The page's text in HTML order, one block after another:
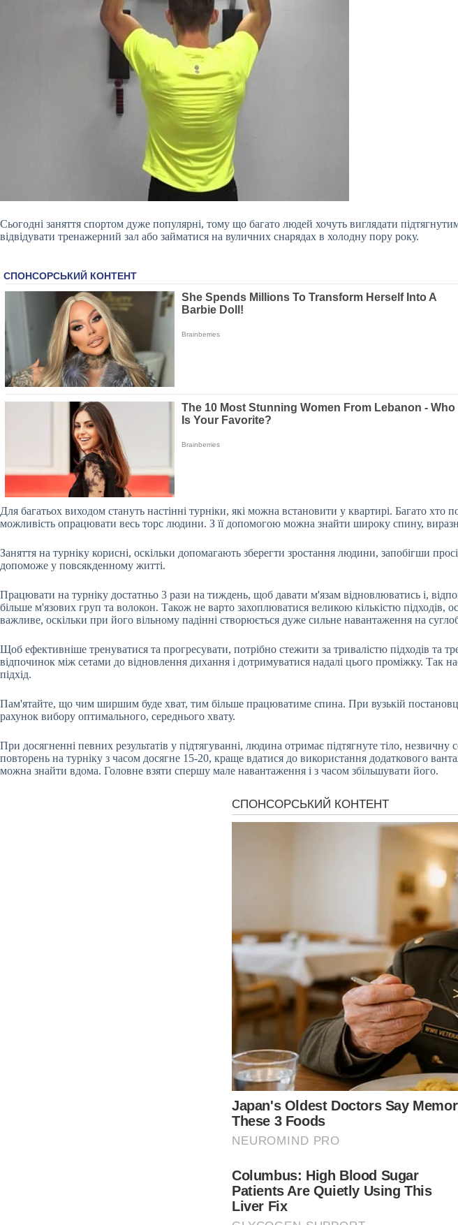
Сьогодні заняття спортом дуже популярні, тому що багато людей хочуть виглядати
відвідувати тренажерний зал або займатися на вуличних снарядах в холодну пору року.
Для багатьох виходом стануть настінні турніки, які можна встановити у квартирі. Багато
можливість опрацювати весь торс людини. З її допомогою можна знайти широку спину,
Заняття на турніку корисні, оскільки допомагають зберегти зростання людини, запобігши
допоможе у повсякденному житті.
Працювати на турніку достатньо 3 рази на тиждень, щоб давати м'язам відновлюватись і,
більше м'язових груп та волокон. Також не варто захоплюватися великою кількістю
важливе, оскільки при його вільному падінні створюється дуже сильне навантаження на
Щоб ефективніше тренуватися та прогресувати, потрібно стежити за тривалістю підходів та
відпочинок між сетами до відновлення дихання і дотримуватися надалі цього проміжку. Так
підхід.
Пам'ятайте, що чим ширшим буде хват, тим більше працюватиме спина. При вузькій
рахунок вибору оптимального, середнього хвату.
При досягненні певних результатів у підтягуванні, людина отримає підтягнуте тіло,
повторень на турніку з часом досягне 15-20, краще вдатися до використання додаткового
можна знайти вдома. Головне взяти спершу мале навантаження і з часом збільшувати його.